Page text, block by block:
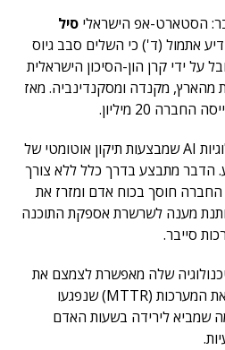
הסטארט-אפ הישראלי סיל
אתמול (ד') כי השלים סבב גיוס
מהארץ, מקנדה ומסקנדינביה. מאז
20 מיליון.
סיל סקיוריטי מפתחת טכנולוגיות AI שמבצעות תיקון אוטומטי של
הדבר מתבצע בדרך כלל ללא צורך
חוסך בכוח אדם ומזרז את
מענה לשרשרת אספקת התוכנה
סייבר.
שלה מאפשרת לצמצם את
הזמן הנחוץ להפעיל מחדש את המערכות (MTTR) שנפגעו
שמביא לירידה בשעות האדם